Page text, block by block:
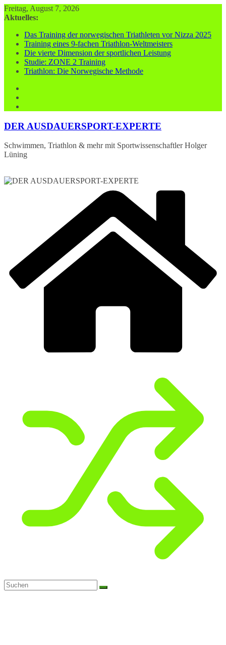
Zum
Inhalt
Freitag, August 7, 2026
Aktuelles:
Das Training der norwegischen Triathleten vor Nizza 2025
Training eines 9-fachen Triathlon-Weltmeisters
Die vierte Dimension der sportlichen Leistung
Studie: ZONE 2 Training
Triathlon: Die Norwegische Methode
DER AUSDAUERSPORT-EXPERTE
Schwimmen, Triathlon & mehr mit Sportwissenschaftler Holger
Lüning